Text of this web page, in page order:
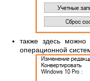
также здесь можно
операционной